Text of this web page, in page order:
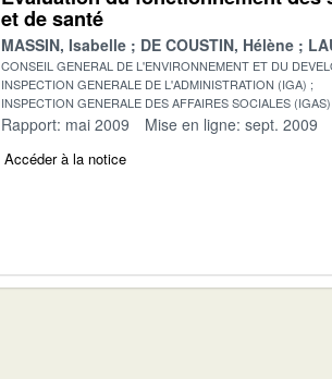
et de santé
MASSIN, Isabelle DE COUSTIN, Hélène
CONSEIL GENERAL DE L'ENVIRONNEMENT ET DU
INSPECTION GENERALE DE L'ADMINISTRATION (IGA)
INSPECTION GENERALE DES AFFAIRES SOCIALES (IGAS)
Rapport: mai 2009 Mise en ligne: sept. 2009
Accéder à la notice